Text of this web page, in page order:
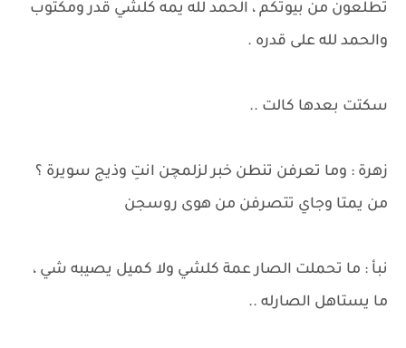
تطلعون من بيوتكم ، الحمد لله يمه كلشي قدر ومكتوب
والحمد لله على قدره .
سكتت بعدها كالت ..
زهرة : وما تعرفن تنطن خبر لزلمچن انتِ وذيج سويرة ؟
من يمتا وجاي تتصرفن من هوى روسجن
نبأ : ما تحملت الصار عمة كلشي ولا كميل يصيبه شي ،
ما يستاهل الصارله ..